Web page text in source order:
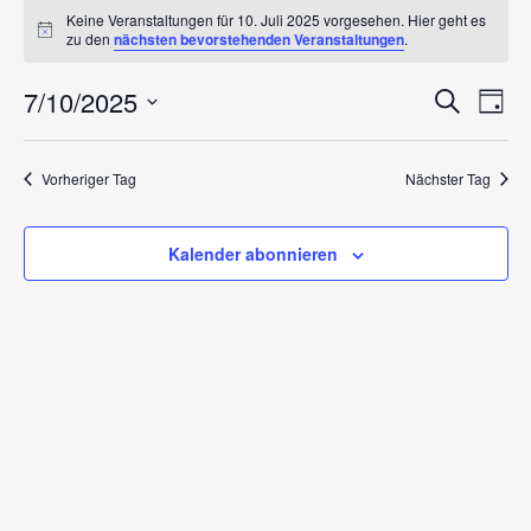
für
10.
Juli
2025
Hinweis
Keine Veranstaltungen für 10. Juli 2025 vorgesehen. Hier geht es
zu den nächsten bevorstehenden Veranstaltungen.
Suche
und
Suche
Tag
7/10/2025
Vorheriger Tag Nächster Tag
Kalender abonnieren